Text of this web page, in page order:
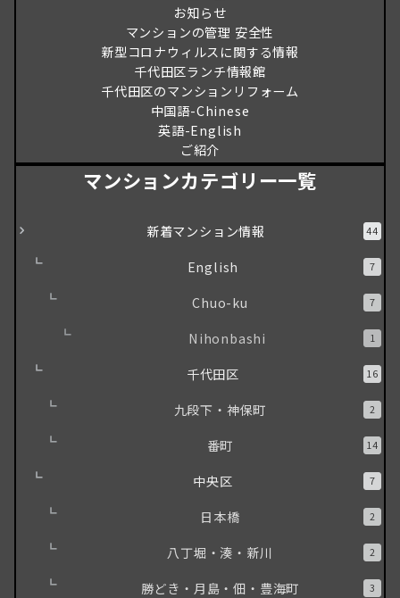
お知らせ
マンションの管理 安全性
新型コロナウィルスに関する情報
千代田区ランチ情報館
千代田区のマンションリフォーム
中国語-Chinese
英語-English
ご紹介
マンションカテゴリー一覧
新着マンション情報 44
English 7
Chuo-ku 7
Nihonbashi 1
千代田区 16
九段下・神保町 2
番町 14
中央区 7
日本橋 2
八丁堀・湊・新川 2
勝どき・月島・佃・豊海町 3